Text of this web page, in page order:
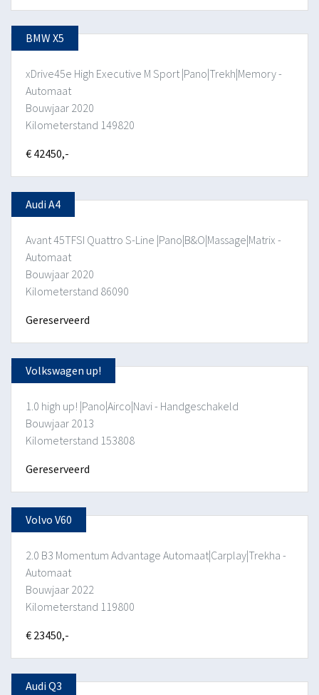
BMW X5
xDrive45e High Executive M Sport |Pano|Trekh|Memory -
Automaat
Bouwjaar 2020
Kilometerstand 149820
€ 42450,-
Audi A4
Avant 45TFSI Quattro S-Line |Pano|B&O|Massage|Matrix -
Automaat
Bouwjaar 2020
Kilometerstand 86090
Gereserveerd
Volkswagen up!
1.0 high up! |Pano|Airco|Navi - Handgeschakeld
Bouwjaar 2013
Kilometerstand 153808
Gereserveerd
Volvo V60
2.0 B3 Momentum Advantage Automaat|Carplay|Trekha -
Automaat
Bouwjaar 2022
Kilometerstand 119800
€ 23450,-
Audi Q3